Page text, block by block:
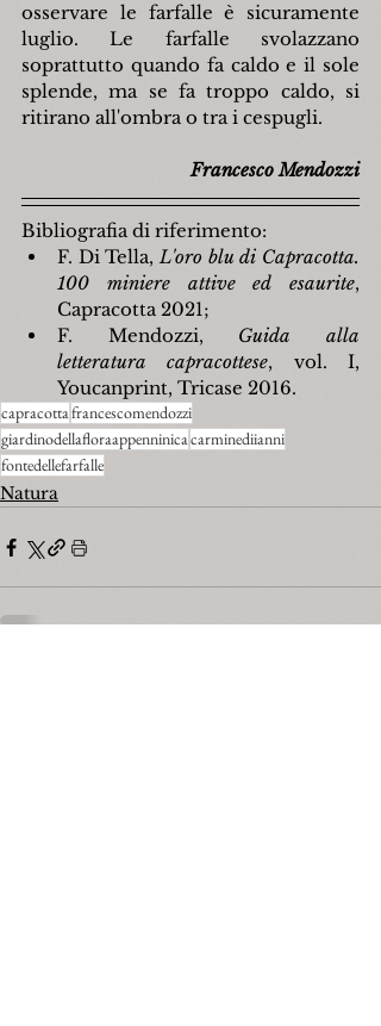
osservare le farfalle è sicuramente
luglio. Le farfalle svolazzano
soprattutto quando fa caldo e il sole
splende, ma se fa troppo caldo, si
ritirano all'ombra o tra i cespugli.
Francesco Mendozzi
Bibliografia di riferimento:
F. Di Tella, L'oro blu di Capracotta.
100 miniere attive ed esaurite,
Capracotta 2021;
F. Mendozzi, Guida alla
letteratura capracottese, vol. I,
Youcanprint, Tricase 2016.
capracottafrancescomendozzi
giardinodellafloraappenninicacarminediianni
fontedellefarfalle
Natura